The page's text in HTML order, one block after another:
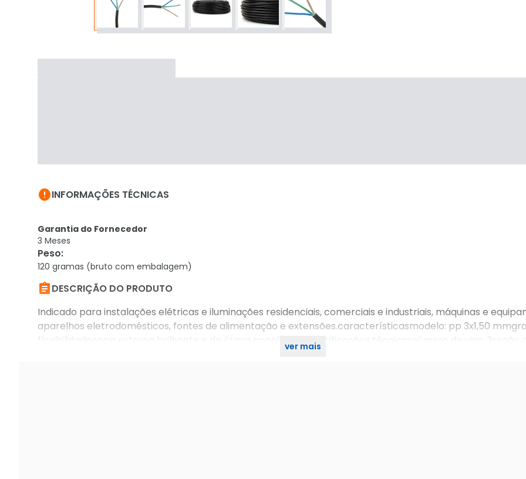
INFORMAÇÕES TÉCNICAS
Garantia do Fornecedor
3 Meses
Peso:
120 gramas (bruto com embalagem)
DESCRIÇÃO DO PRODUTO
Indicado para instalações elétricas e iluminações residenciais, comerciais e industriais, máquinas e
aparelhos eletrodomésticos, fontes de alimentação e extensões.característicasmodelo: pp 3x1,50
flexibilidadecapa externa brilhante e de ótima aparênciaespecificações técnicasnúmero de vias: 3seção
ver mais